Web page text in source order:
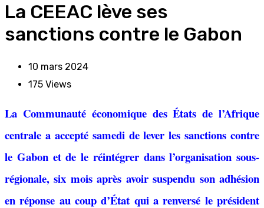
La CEEAC lève ses
sanctions contre le Gabon
10 mars 2024
175 Views
La Communauté économique des États de l’Afrique
centrale a accepté samedi de lever les sanctions contre
le Gabon et de le réintégrer dans l’organisation sous-
régionale, six mois après avoir suspendu son adhésion
en réponse au coup d’État qui a renversé le président